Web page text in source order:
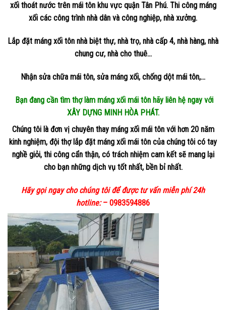
xối thoát nước trên mái tôn khu vực quận Tân Phú. Thi công máng
xối các công trình nhà dân và công nghiệp, nhà xưởng.
Lắp đặt máng xối tôn nhà biệt thự, nhà trọ, nhà cấp 4, nhà hàng, nhà
chung cư, nhà cho thuê…
Nhận sửa chữa mái tôn, sửa máng xối, chống dột mái tôn,…
Bạn đang cần tìm thợ làm máng xối mái tôn hãy liên hệ ngay với
XÂY DỰNG MINH HÒA PHÁT.
Chúng tôi là đơn vị chuyên thay máng xối mái tôn với hơn 20 năm
kinh nghiệm, đội thợ lắp đặt máng xối mái tôn của chúng tôi có tay
nghề giỏi, thi công cẩn thận, có trách nhiệm cam kết sẽ mang lại
cho bạn những dịch vụ tốt nhất, bền bỉ nhất.
Hãy gọi ngay cho chúng tôi để được tư vấn miễn phí 24h
hotline:– 0983594886